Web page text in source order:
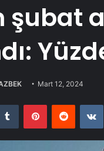
şubat
Mart 12, 2024
Tumblr PinterestReddit